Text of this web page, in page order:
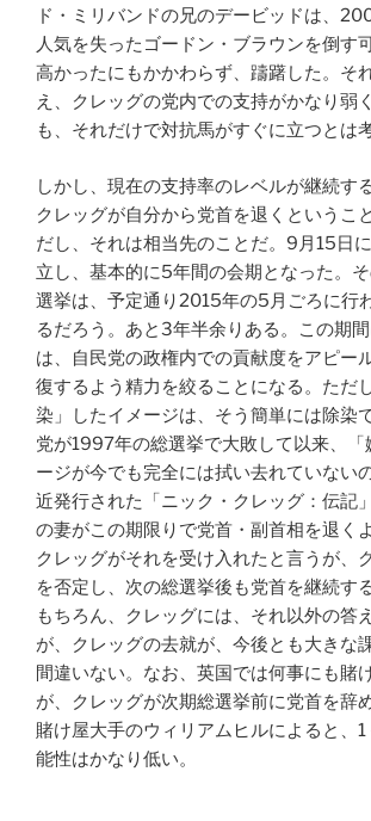
ド・ミリバンドの兄のデービッドは、
人気を失ったゴードン・ブラウンを倒す
高かったにもかかわらず、躊躇した。そ
え、クレッグの党内での支持がかなり弱
も、それだけで対抗馬がすぐに立つとは
しかし、現在の支持率のレベルが継続す
クレッグが自分から党首を退くというこ
だし、それは相当先のことだ。9月15日
立し、基本的に5年間の会期となった。
選挙は、予定通り2015年の5月ごろに行
るだろう。あと3年半余りある。この期
は、自民党の政権内での貢献度をアピー
復するよう精力を絞ることになる。ただ
染」したイメージは、そう簡単には除染
党が1997年の総選挙で大敗して以来、「
ージが今でも完全には拭い去れていない
近発行された「ニック・クレッグ：伝記
の妻がこの期限りで党首・副首相を退く
クレッグがそれを受け入れたと言うが、
を否定し、次の総選挙後も党首を継続す
もちろん、クレッグには、それ以外の答
が、クレッグの去就が、今後とも大きな
間違いない。なお、英国では何事にも賭
が、クレッグが次期総選挙前に党首を辞
賭け屋大手のウィリアムヒルによると、
能性はかなり低い。